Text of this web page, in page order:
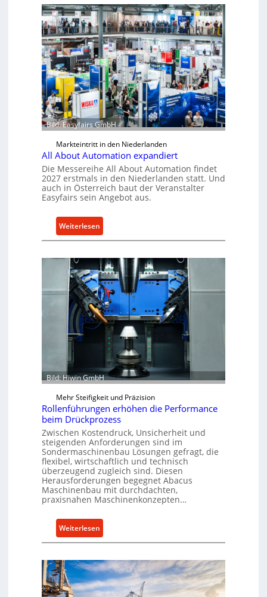
p
d
a
-
M
a
s
c
h
i
n
e
n
v
o
K
o
n
i
g
&
B
a
r
s
c
h
u
n
g
s
p
r
j
e
k
t
b
n
t
K
I
-
A
n
d
u
n
g
e
n
f
ü
r
d
i
P
r
d
u
k
Bild: Easyfairs GmbH
Markteintritt in den Niederlanden
All About Automation expandiert
Die Messereihe All About Automation findet
2027 erstmals in den Niederlanden statt. Und
auch in Österreich baut der Veranstalter
Easyfairs sein Angebot aus.
Weiterlesen:
A
l
A
b
o
u
t
o
a
t
i
o
n
e
x
p
a
d
i
r
Bild: Hiwin GmbH
Mehr Steifigkeit und Präzision
Rollenführungen erhöhen die Performance
beim Drückprozess
Zwischen Kostendruck, Unsicherheit und
steigenden Anforderungen sind im
Sondermaschinenbau Lösungen gefragt, die
flexibel, wirtschaftlich und technisch
überzeugend zugleich sind. Diesen
Herausforderungen begegnet Abacus
Maschinenbau mit durchdachten,
praxisnahen Maschinenkonzepten…
Weiterlesen:
R
l
l
e